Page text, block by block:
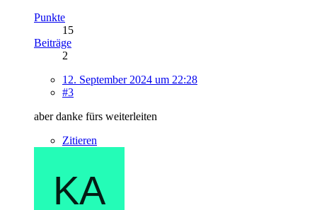
Punkte
15
Beiträge
2
12. September 2024 um 22:28
#3
aber danke fürs weiterleiten
Zitieren